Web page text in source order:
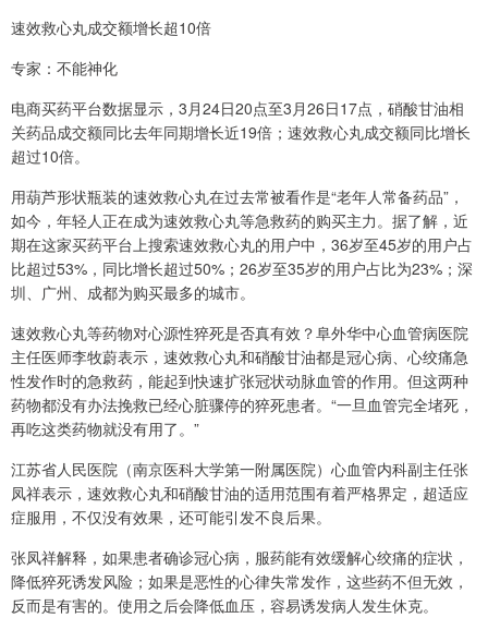
速效救心丸成交额增长超10倍
专家：不能神化
电商买药平台数据显示，3月24日20点至3月26日17点，硝酸甘油相
关药品成交额同比去年同期增长近19倍；速效救心丸成交额同比增长
超过10倍。
用葫芦形状瓶装的速效救心丸在过去常被看作是“老年人常备药品”，
如今，年轻人正在成为速效救心丸等急救药的购买主力。据了解，近
期在这家买药平台上搜索速效救心丸的用户中，36岁至45岁的用户占
比超过53%，同比增长超过50%；26岁至35岁的用户占比为23%；深
圳、广州、成都为购买最多的城市。
速效救心丸等药物对心源性猝死是否真有效？阜外华中心血管病医院
主任医师李牧蔚表示，速效救心丸和硝酸甘油都是冠心病、心绞痛急
性发作时的急救药，能起到快速扩张冠状动脉血管的作用。但这两种
药物都没有办法挽救已经心脏骤停的猝死患者。“一旦血管完全堵死，
再吃这类药物就没有用了。”
江苏省人民医院（南京医科大学第一附属医院）心血管内科副主任张
凤祥表示，速效救心丸和硝酸甘油的适用范围有着严格界定，超适应
症服用，不仅没有效果，还可能引发不良后果。
张凤祥解释，如果患者确诊冠心病，服药能有效缓解心绞痛的症状，
降低猝死诱发风险；如果是恶性的心律失常发作，这些药不但无效，
反而是有害的。使用之后会降低血压，容易诱发病人发生休克。